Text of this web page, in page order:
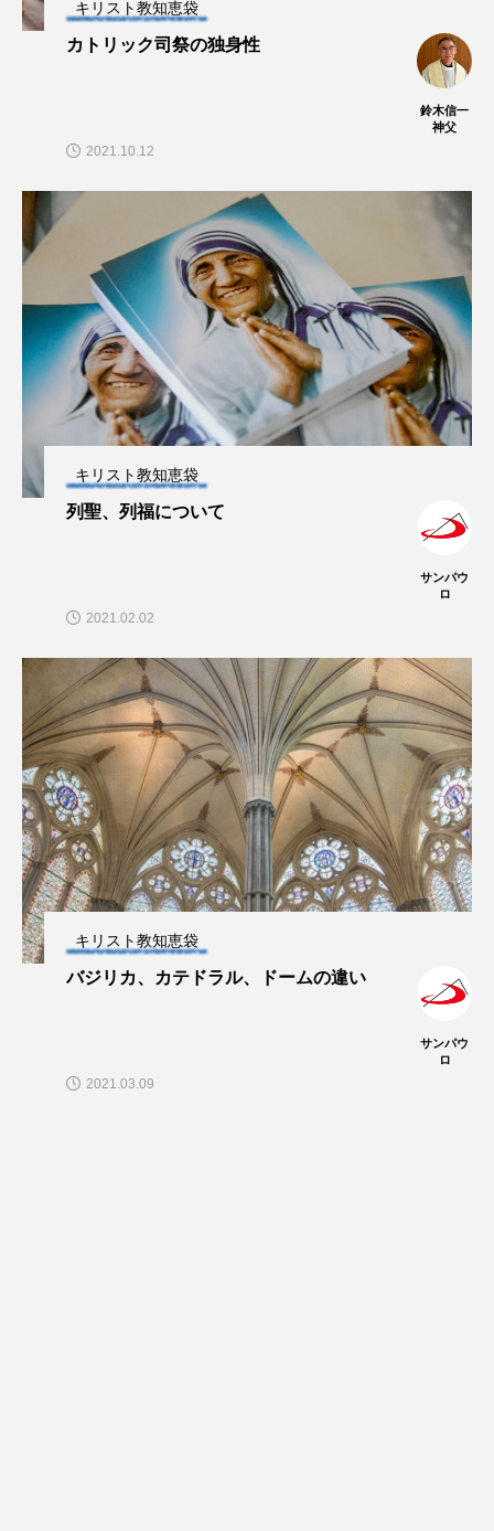
キリスト教知恵袋
カトリック司祭の独身性
鈴木信一
神父
2021.10.12
キリスト教知恵袋
列聖、列福について
サンパウ
ロ
2021.02.02
キリスト教知恵袋
バジリカ、カテドラル、ドームの違い
サンパウ
ロ
2021.03.09